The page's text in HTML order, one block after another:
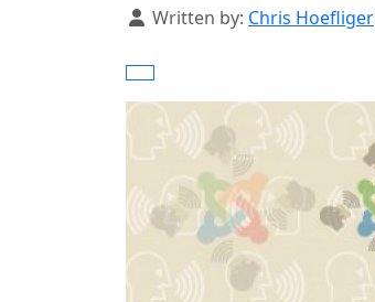
Details
Written by: Chris Hoefliger